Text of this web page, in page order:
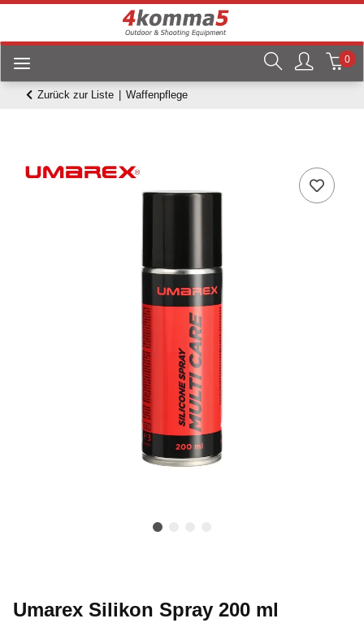
0
Zurück zur Liste Waffenpflege
Umarex Silikon Spray 200 ml